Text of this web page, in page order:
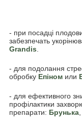
- при посадці
забезпечать
Grandis
- для подолання
обробку Епіном или
- для ефективного
профілактики
препарати: Брунька